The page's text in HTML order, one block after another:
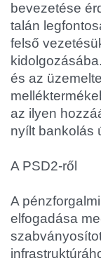
bevezetése
talán
felső
és az
az ilyen
nyílt bankolás
A PSD2-ről
A
elfogadása